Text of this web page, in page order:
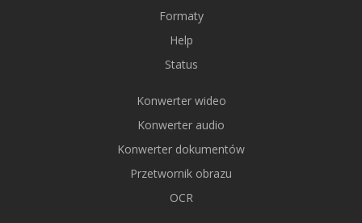
Formaty
Help
Status
Konwerter wideo
Konwerter audio
Konwerter dokumentów
Przetwornik obrazu
OCR